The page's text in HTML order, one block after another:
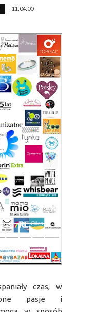
11:04:00
czas, w
pasje i